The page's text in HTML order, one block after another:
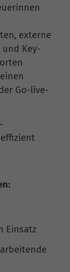
externe
Key-
Go-live-
Einsatz